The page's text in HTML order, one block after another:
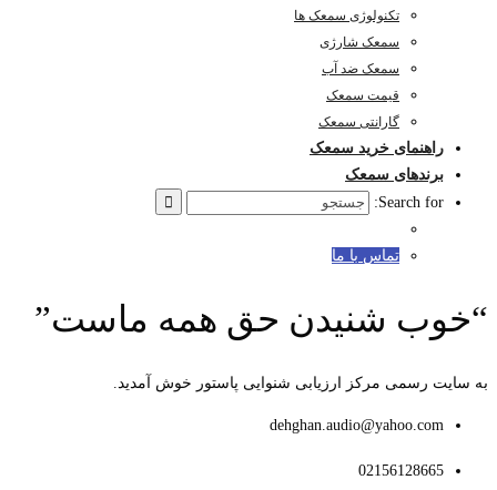
تکنولوژی سمعک ها
سمعک شارژی
سمعک ضد آب
قیمت سمعک
گارانتی سمعک
راهنمای خرید سمعک
برندهای سمعک
Search for:
تماس با ما
“خوب شنیدن حق همه ماست”
به سایت رسمی مرکز ارزیابی شنوایی پاستور خوش آمدید.
dehghan.audio@yahoo.com
02156128665